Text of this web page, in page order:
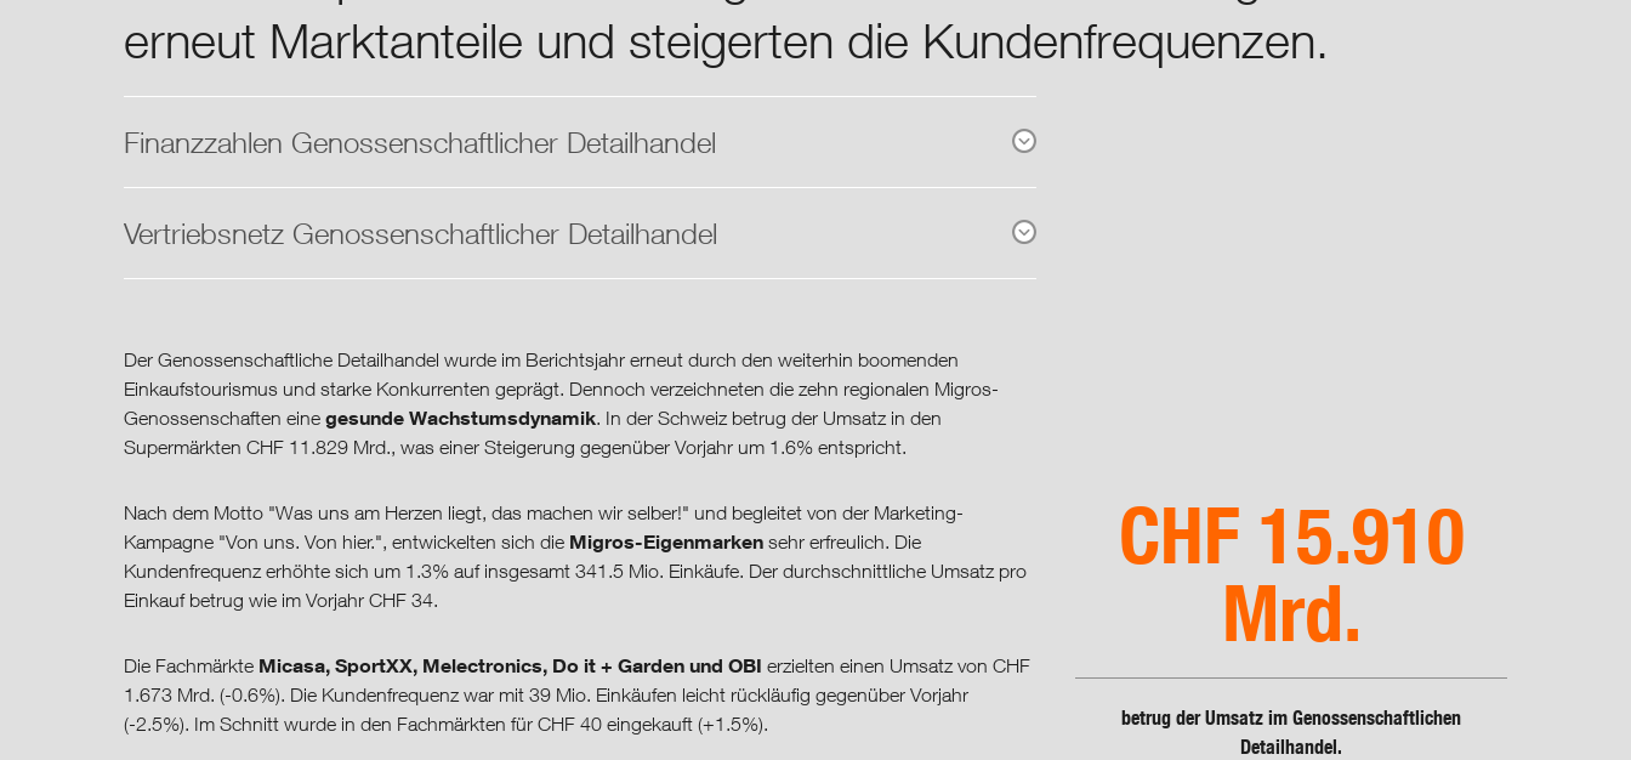
Cooperative Governance
Download-Center
erneut Marktanteile und steigerten die Kundenfrequenzen.
Finanzzahlen Genossenschaftlicher Detailhandel
Vertriebsnetz Genossenschaftlicher Detailhandel
Der Genossenschaftliche Detailhandel wurde im Berichtsjahr erneut durch den weiterhin boomenden
Einkaufstourismus und starke Konkurrenten geprägt. Dennoch verzeichneten die zehn regionalen Migros-
Genossenschaften eine gesunde Wachstumsdynamik. In der Schweiz betrug der Umsatz in den
Supermärkten CHF 11.829 Mrd., was einer Steigerung gegenüber Vorjahr um 1.6% entspricht.
CHF 15.910
Mrd.
betrug der Umsatz im Genossenschaftlichen
Detailhandel.
Nach dem Motto "Was uns am Herzen liegt, das machen wir selber!" und begleitet von der Marketing-
Kampagne "Von uns. Von hier.", entwickelten sich die Migros-Eigenmarken sehr erfreulich. Die
Kundenfrequenz erhöhte sich um 1.3% auf insgesamt 341.5 Mio. Einkäufe. Der durchschnittliche Umsatz pro
Einkauf betrug wie im Vorjahr CHF 34.
Die Fachmärkte Micasa, SportXX, Melectronics, Do it + Garden und OBI erzielten einen Umsatz von CHF
1.673 Mrd. (-0.6%). Die Kundenfrequenz war mit 39 Mio. Einkäufen leicht rückläufig gegenüber Vorjahr
(-2.5%). Im Schnitt wurde in den Fachmärkten für CHF 40 eingekauft (+1.5%).